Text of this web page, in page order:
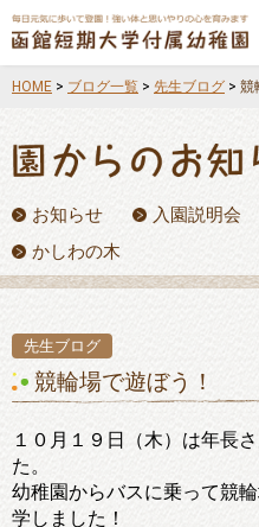
HOME > ブログ一覧 > 先生ブログ > 競
お知らせ 入園説明会
かしわの木
先生ブログ
競輪場で遊ぼう！
１０月１９日（木）は年長
た。
幼稚園からバスに乗って競
学しました！